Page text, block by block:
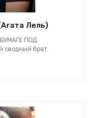
Лель)
ПОД
брат.